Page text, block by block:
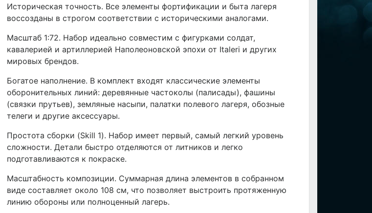
Историческая точность. Все элементы фортификации и быта лагеря
воссозданы в строгом соответствии с историческими аналогами.
Масштаб 1:72. Набор идеально совместим с фигурками солдат,
кавалерией и артиллерией Наполеоновской эпохи от Italeri и других
мировых брендов.
Богатое наполнение. В комплект входят классические элементы
оборонительных линий: деревянные частоколы (палисады), фашины
(связки прутьев), земляные насыпи, палатки полевого лагеря, обозные
телеги и другие аксессуары.
Простота сборки (Skill 1). Набор имеет первый, самый легкий уровень
сложности. Детали быстро отделяются от литников и легко
подготавливаются к покраске.
Масштабность композиции. Суммарная длина элементов в собранном
виде составляет около 108 см, что позволяет выстроить протяженную
линию обороны или полноценный лагерь.